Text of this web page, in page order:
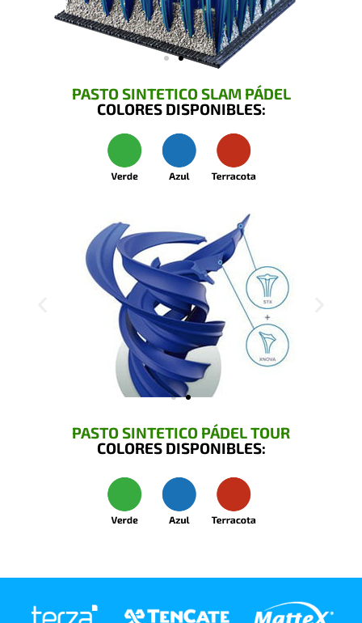
PASTO SINTETICO SLAM PÁDEL
COLORES DISPONIBLES:
PASTO SINTETICO PÁDEL TOUR
COLORES DISPONIBLES: